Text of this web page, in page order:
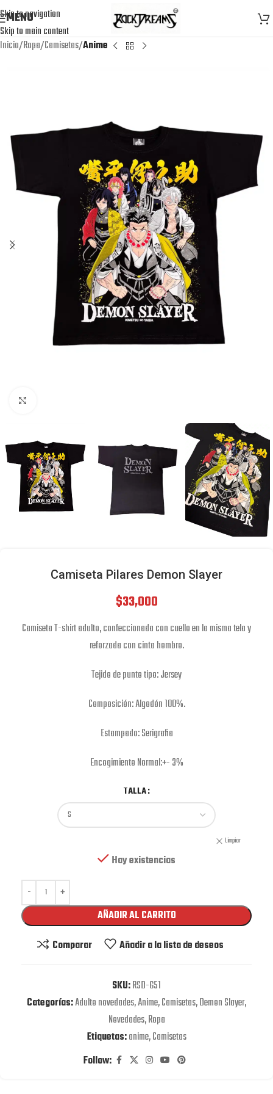
Skip to navigation
Skip to main content
MENU
Inicio Ropa Camisetas Anime
Camiseta Pilares Demon Slayer
$33,000
Camiseta T-shirt adulto, confeccionada con cuello en la misma tela y
reforzada con cinta hombro.
Tejido de punto tipo: Jersey
Composición: Algodón 100%.
Estampado: Serigrafia
Encogimiento Normal:+- 3%
TALLA
Limpiar
Hay existencias
AÑADIR AL CARRITO
Comparar
Añadir a la lista de deseos
SKU:RSD-651
Categorías:Adulto novedades,Anime,Camisetas,Demon Slayer,
Novedades,Ropa
Etiquetas:anime,Camisetas
Follow: